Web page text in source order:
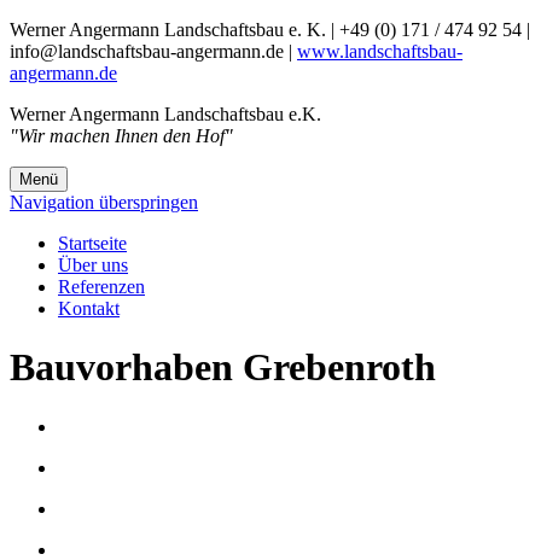
Werner Angermann Landschaftsbau e. K. | +49 (0) 171 / 474 92 54 |
info@landschaftsbau-angermann.de | www.landschaftsbau-
angermann.de
Werner Angermann Landschaftsbau e.K.
"Wir machen Ihnen den Hof"
Menü
Navigation überspringen
Startseite
Über uns
Referenzen
Kontakt
Bauvorhaben Grebenroth